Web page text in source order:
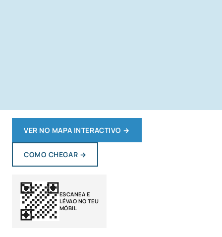
VER NO MAPA INTERACTIVO →
COMO CHEGAR →
ESCANEA E
LÉVAO NO TEU
MÓBIL